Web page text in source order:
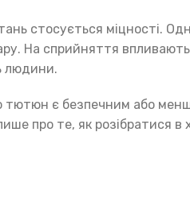
стосується міцності.
На сприйняття
людини.
тютюн є безпечним або
про те, як